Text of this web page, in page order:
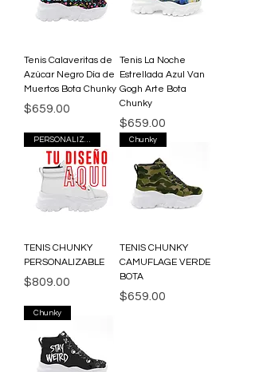
Tenis Calaveritas de
Azúcar Negro Día de
Muertos Bota Chunky
Precio
$659.00
Tenis La Noche
Estrellada Azul Van
Gogh Arte Bota
Chunky
Precio
$659.00
TENIS CHUNKY
PERSONALIZABLE
Precio
$809.00
Chunky
TENIS CHUNKY
CAMUFLAGE VERDE
BOTA
Precio
$659.00
Chunky